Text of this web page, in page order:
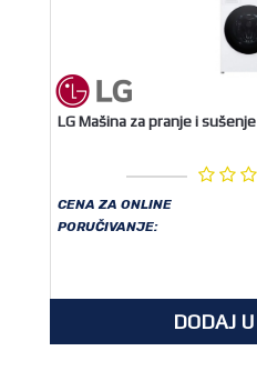
LG Mašina za pranje i
CENA ZA ONLINE
PORUČIVANJE:
DODAJ